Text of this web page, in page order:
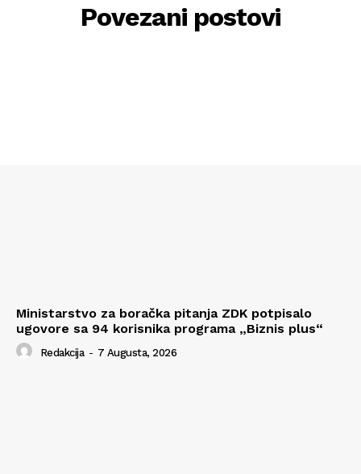
Povezani postovi
Ministarstvo za boračka pitanja ZDK potpisalo
ugovore sa 94 korisnika programa „Biznis plus“
Redakcija - 7 Augusta, 2026